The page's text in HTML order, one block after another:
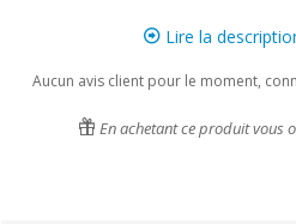
Lire la
Aucun avis client pour le moment,
En achetant ce produit vous